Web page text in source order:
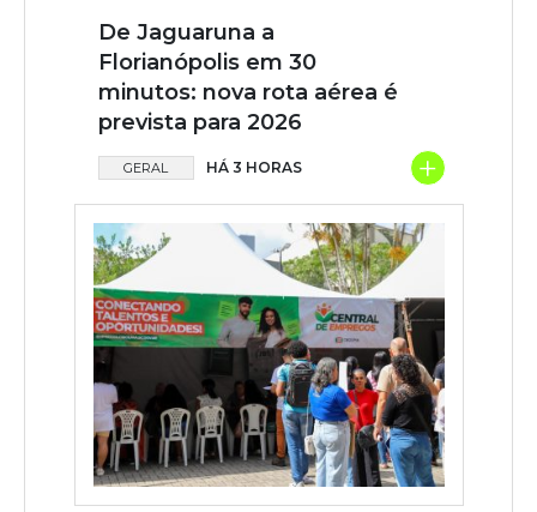
De Jaguaruna a
Florianópolis em 30
minutos: nova rota aérea é
prevista para 2026
GERAL HÁ 3 HORAS +